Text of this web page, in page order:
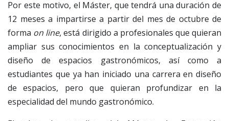
Por este motivo, el Máster, que tendrá una duración de
12 meses a impartirse a partir del mes de octubre de
forma on line, está dirigido a profesionales que quieran
ampliar sus conocimientos en la conceptualización y
diseño de espacios gastronómicos, así como a
estudiantes que ya han iniciado una carrera en diseño
de espacios, pero que quieran profundizar en la
especialidad del mundo gastronómico.